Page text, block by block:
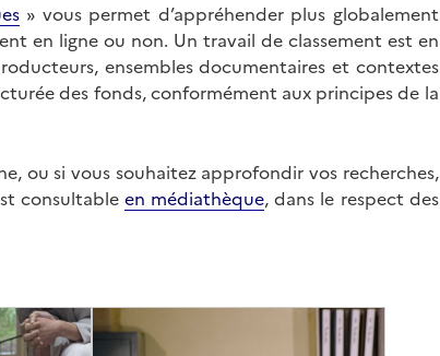
» vous permet d’appréhender plus globalement
en ligne ou non. Un travail de classement est en
ensembles documentaires et contextes
des fonds, conformément aux principes de la
ou si vous souhaitez approfondir vos recherches,
consultable en médiathèque, dans le respect des